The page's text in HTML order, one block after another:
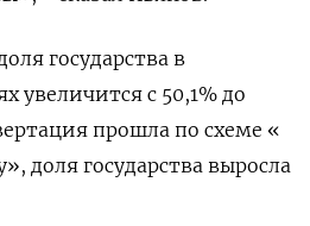
государства в
увеличится с 50,1% до
прошла по схеме «​
доля ⁠государства выросла